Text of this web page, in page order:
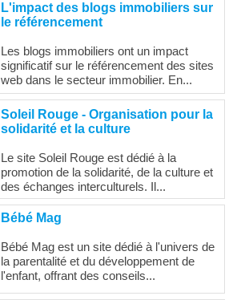
L'impact des blogs immobiliers sur
le référencement
Les blogs immobiliers ont un impact
significatif sur le référencement des sites
web dans le secteur immobilier. En...
Soleil Rouge - Organisation pour la
solidarité et la culture
Le site Soleil Rouge est dédié à la
promotion de la solidarité, de la culture et
des échanges interculturels. Il...
Bébé Mag
Bébé Mag est un site dédié à l'univers de
la parentalité et du développement de
l'enfant, offrant des conseils...